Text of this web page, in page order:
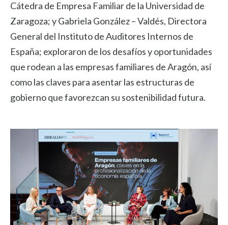
Cátedra de Empresa Familiar de la Universidad de
Zaragoza; y Gabriela González – Valdés, Directora
General del Instituto de Auditores Internos de
España; exploraron de los desafíos y oportunidades
que rodean a las empresas familiares de Aragón, así
como las claves para asentar las estructuras de
gobierno que favorezcan su sostenibilidad futura.